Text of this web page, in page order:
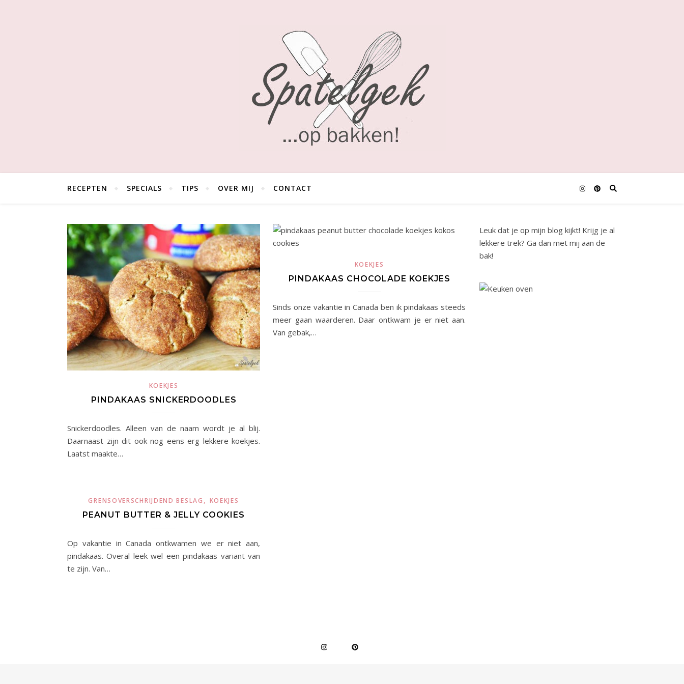
RECEPTEN SPECIALS TIPS OVER MIJ CONTACT
KOEKJES
PINDAKAAS SNICKERDOODLES
Snickerdoodles. Alleen van de naam wordt je al blij.
Daarnaast zijn dit ook nog eens erg lekkere koekjes.
Laatst maakte…
KOEKJES
PINDAKAAS CHOCOLADE KOEKJES
Sinds onze vakantie in Canada ben ik pindakaas steeds
meer gaan waarderen. Daar ontkwam je er niet aan.
Van gebak,…
GRENSOVERSCHRIJDEND BESLAG , KOEKJES
PEANUT BUTTER & JELLY COOKIES
Op vakantie in Canada ontkwamen we er niet aan,
pindakaas. Overal leek wel een pindakaas variant van
te zijn. Van…
Leuk dat je op mijn blog kijkt! Krijg je al
lekkere trek? Ga dan met mij aan de
bak!